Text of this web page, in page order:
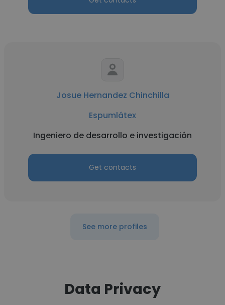
Josue Hernandez Chinchilla
Espumlátex
Ingeniero de desarrollo e investigación
Get contacts
See more profiles
Data Privacy